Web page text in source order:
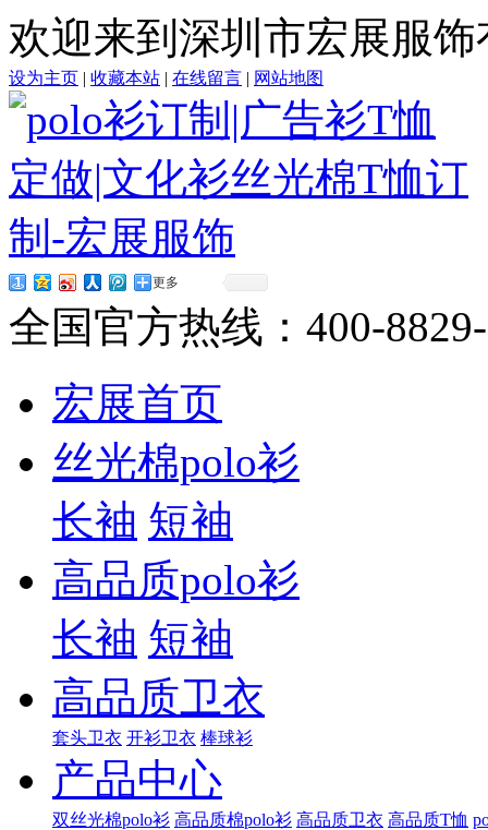
欢迎来到深圳市宏展服
设为主页 | 收藏本站 | 在线留言 | 网站地图
更多
全国官方热线： 400-
宏展首页
丝光棉polo衫
长袖 短袖
高品质polo衫
长袖 短袖
高品质卫衣
套头卫衣 开衫卫衣 棒球衫
产品中心
双丝光棉polo衫 高品质棉polo衫 高品质卫衣 高品质T恤